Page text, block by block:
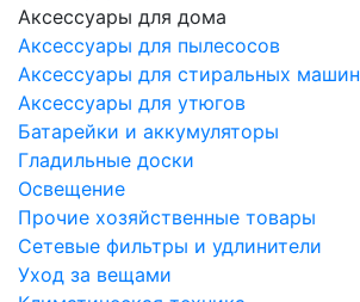
Аксессуары для дома
Аксессуары для пылесосов
Аксессуары для стиральных машин
Аксессуары для утюгов
Батарейки и аккумуляторы
Гладильные доски
Освещение
Прочие хозяйственные товары
Сетевые фильтры и удлинители
Уход за вещами